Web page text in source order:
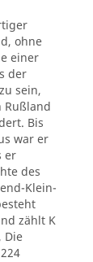
ohne
einer
der
sein,
Rußland
Bis
war er
er
des
Klein-
zählt K
Die